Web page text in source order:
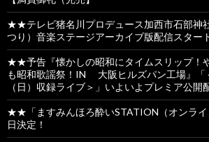
★★テレビ猪名川プロデュース加西市石部神
つり）音楽ステージアーカイブ版配信スター
★★予告『懐かしの昭和にタイムスリップ！
も昭和歌謡祭！IN 大阪ヒルズパン工場』「
（日）収録ライブ＞」いよいよプレミア公開
★★「ますみんほろ酔いSTATION（オンライ
日決定！